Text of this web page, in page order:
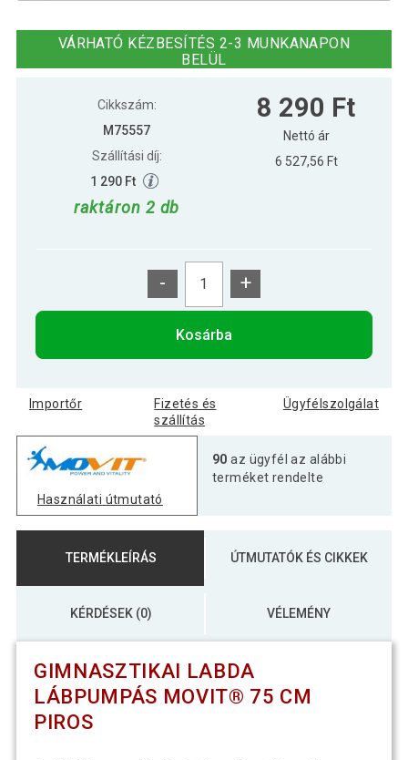
75 cm fekete
Gimnasztikai labda MOVIT® 75 cm - lila 9 090 Ft
MOVIT Gimnasztikai labda 75 cm kék 10 590 Ft
VÁRHATÓ KÉZBESÍTÉS 2-3 MUNKANAPON
BELÜL
Cikkszám:
M75557
Szállítási díj:
1 290 Ft
raktáron 2 db
8 290 Ft
Nettó ár
6 527,56 Ft
- +
Kosárba
Importőr
Fizetés és
szállítás
Ügyfélszolgálat
Használati útmutató
90 az ügyfél az alábbi
terméket rendelte
TERMÉKLEÍRÁS ÚTMUTATÓK ÉS CIKKEK
KÉRDÉSEK (0) VÉLEMÉNY
GIMNASZTIKAI LABDA
LÁBPUMPÁS MOVIT® 75 CM
PIROS